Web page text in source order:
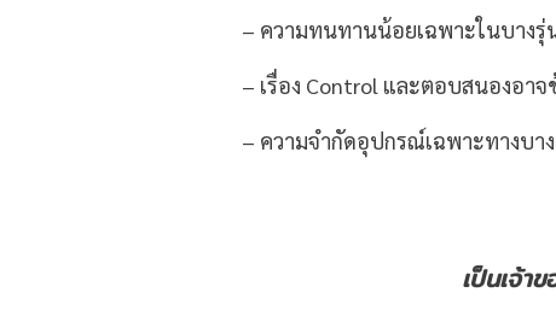
– ความทนทานน้อยเฉพาะในบางรุ่
– เรื่อง Control และตอบสนองอาจ
– ความจำกัดอุปกรณ์เฉพาะทางบา
เป็นเจ้า